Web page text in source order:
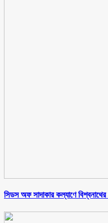
সিডস অফ সাদাকার কল্যাণে